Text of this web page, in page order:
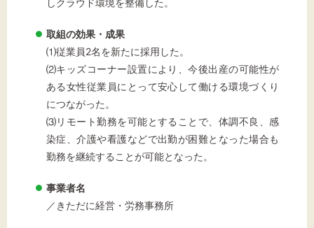
しクラウド環境を整備した。
取組の効果・成果
⑴従業員2名を新たに採用した。
⑵キッズコーナー設置により、今後出産の可能性が
ある女性従業員にとって安心して働ける環境づくり
につながった。
⑶リモート勤務を可能とすることで、体調不良、感
染症、介護や看護などで出勤が困難となった場合も
勤務を継続することが可能となった。
事業者名
／きただに経営・労務事務所